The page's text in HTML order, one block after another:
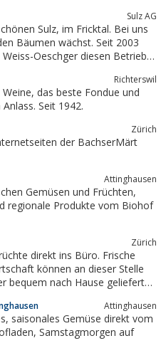
Sulz AG
Fricktal. Bei uns
Bäumen wächst. Seit 2003
Oeschger diesen Betrieb,
Richterswil
Seit 1942.
Zürich
der BachserMärt
Attinghausen
Gemüsen und Früchten,
regionale Produkte vom Biohof
Zürich
direkt ins Büro. Frische
können an dieser Stelle
Das ist ganz einfach:
Attinghausen
auf